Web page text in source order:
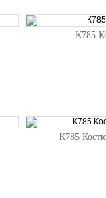
К785
К785